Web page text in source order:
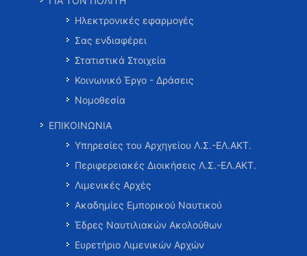
Ηλεκτρονικές εφαρμογές
Σας ενδιαφέρει
Στατιστικά Στοιχεία
Κοινωνικό Έργο - Δράσεις
Νομοθεσία
ΕΠΙΚΟΙΝΩΝΙΑ
Υπηρεσίες του Αρχηγείου Λ.Σ.-ΕΛ.ΑΚΤ.
Περιφερειακές Διοικήσεις Λ.Σ.-ΕΛ.ΑΚΤ.
Λιμενικές Αρχές
Ακαδημίες Εμπορικού Ναυτικού
Έδρες Ναυτιλιακών Ακολούθων
Ευρετήριο Λιμενικών Αρχών